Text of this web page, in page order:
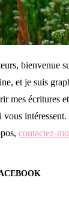
bienvenue
et je suis
mes écritures
vous
contactez-